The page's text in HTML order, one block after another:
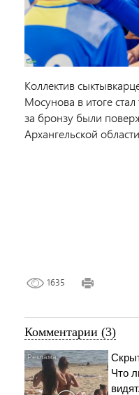
Коллектив
Мосунова в итоге
за бронзу были
Архангельской
1635
Комментарии (3)
Что